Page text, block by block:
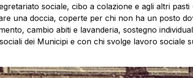
sociale, cibo a colazione e agli altri pasti
una doccia, coperte per chi non ha un posto
cambio abiti e lavanderia, sostegno
dei Municipi e con chi svolge lavoro sociale